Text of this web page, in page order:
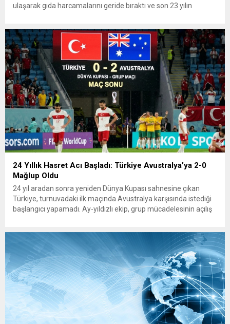
ulaşarak gıda harcamalarını geride bıraktı ve son 23 yılın
24 Yıllık Hasret Acı Başladı: Türkiye Avustralya’ya 2-0
Mağlup Oldu
24 yıl aradan sonra yeniden Dünya Kupası sahnesine çıkan
Türkiye, turnuvadaki ilk maçında Avustralya karşısında istediği
başlangıcı yapamadı. Ay-yıldızlı ekip, grup mücadelesinin açılış
itibaren iki takım da kontrollü bir oyun sergilerken, Avustralya
özellikle hızlı hücumlarla etkili olmaya...